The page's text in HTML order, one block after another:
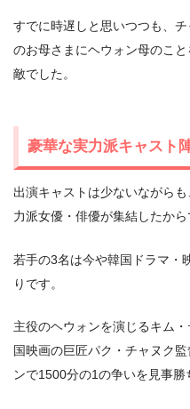
すでに時遅しと思いつつも、
のお母さまにヘウォン母のこ
敵でした。
豪華な実力派キャスト
出演キャストは少ないながら
力派女優・俳優が集結したか
若手の3名は今や韓国ドラマ・
りです。
主役のヘウォンを演じるキム
国映画の巨匠パク・チャヌク
ンで1500分の1の争いを見事勝